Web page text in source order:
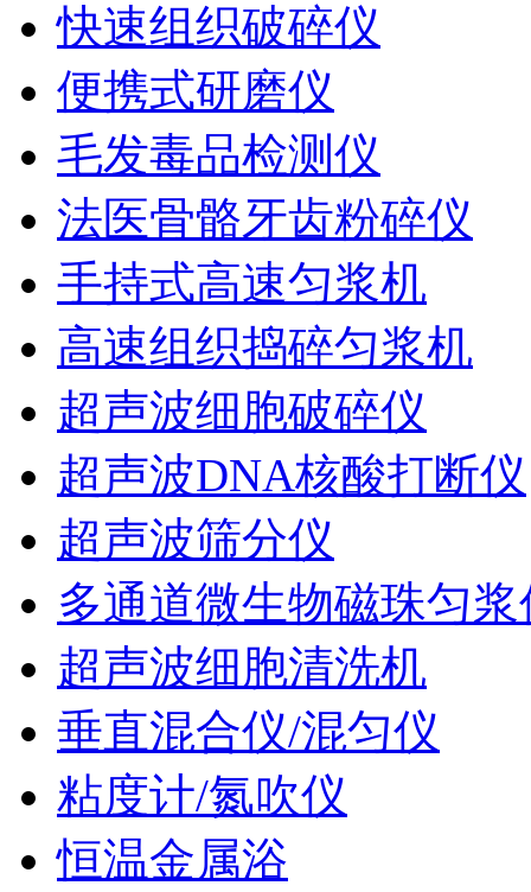
快速组织破碎仪
便携式研磨仪
毛发毒品检测仪
法医骨骼牙齿粉碎仪
手持式高速匀浆机
高速组织捣碎匀浆机
超声波细胞破碎仪
超声波DNA核酸打断仪
超声波筛分仪
多通道微生物磁珠匀浆
超声波细胞清洗机
垂直混合仪/混匀仪
粘度计/氮吹仪
恒温金属浴